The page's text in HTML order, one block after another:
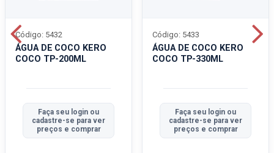
ÁGUA DE COCO KERO
COCO TP-200ML
Código: 5432
Faça seu login ou
cadastre-se para ver
preços e comprar
ÁGUA DE COCO KERO
COCO TP-330ML
Código: 5433
Faça seu login ou
cadastre-se para ver
preços e comprar